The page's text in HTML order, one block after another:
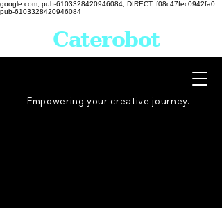
google.com, pub-6103328420946084, DIRECT, f08c47fec0942fa0
pub-6103328420946084
Empowering your creative journey.
Caterobot